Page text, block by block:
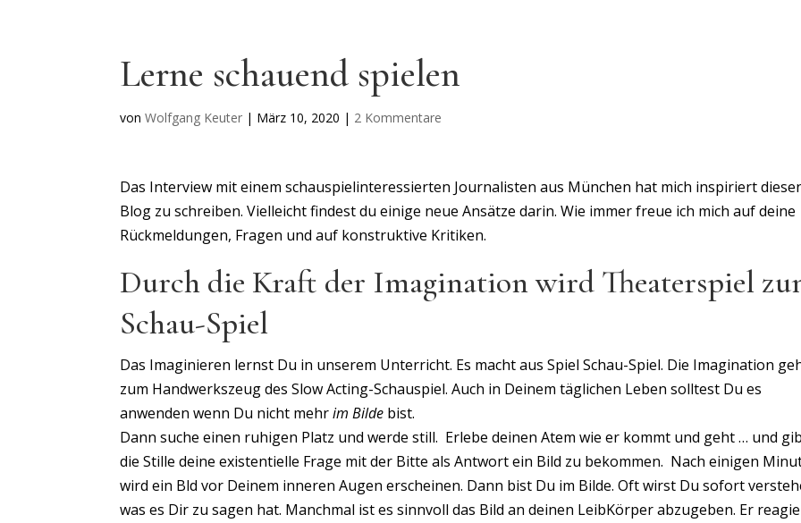
Lerne schauend spielen
vonWolfgang Keuter | März 10, 2020 | 2 Kommentare
Das Interview mit einem schauspielinteressierten Journalisten aus München hat mich inspiriert
Blog zu schreiben. Vielleicht findest du einige neue Ansätze darin. Wie immer freue ich mich auf deine
Rückmeldungen, Fragen und auf konstruktive Kritiken.
Durch die Kraft der Imagination wird Theaterspiel
Schau-Spiel
Das Imaginieren lernst Du in unserem Unterricht. Es macht aus Spiel Schau-Spiel. Die Imagination
zum Handwerkszeug des Slow Acting-Schauspiel. Auch in Deinem täglichen Leben solltest Du es
anwenden wenn Du nicht mehrim Bilde bist.
Dann suche einen ruhigen Platz und werde still. Erlebe deinen Atem wie er kommt und geht … und
die Stille deine existentielle Frage mit der Bitte als Antwort ein Bild zu bekommen. Nach einigen
wird ein Bld vor Deinem inneren Augen erscheinen. Dann bist Du im Bilde. Oft wirst Du sofort
was es Dir zu sagen hat. Manchmal ist es sinnvoll das Bild an deinen LeibKörper abzugeben. Er